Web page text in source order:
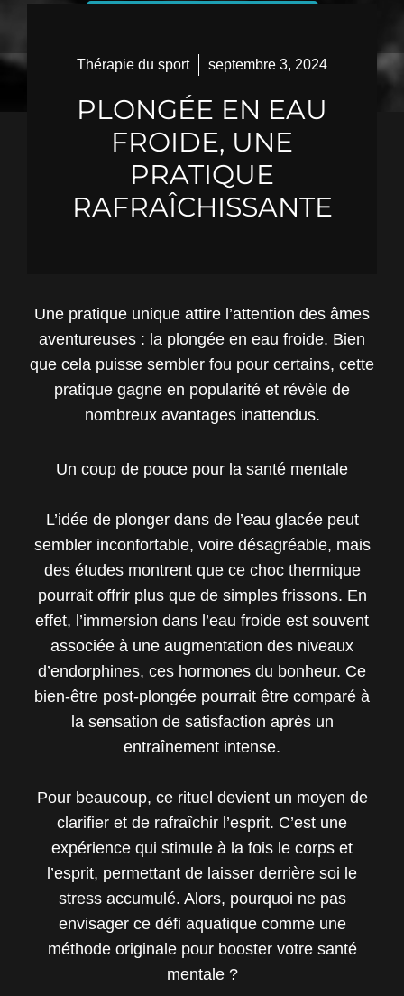
Thérapie du sport septembre 3, 2024
PLONGÉE EN EAU
FROIDE, UNE
PRATIQUE
RAFRAÎCHISSANTE
Une pratique unique attire l’attention des âmes
aventureuses : la plongée en eau froide. Bien
que cela puisse sembler fou pour certains, cette
pratique gagne en popularité et révèle de
nombreux avantages inattendus.
Un coup de pouce pour la santé mentale
L’idée de plonger dans de l’eau glacée peut
sembler inconfortable, voire désagréable, mais
des études montrent que ce choc thermique
pourrait offrir plus que de simples frissons. En
effet, l’immersion dans l’eau froide est souvent
associée à une augmentation des niveaux
d’endorphines, ces hormones du bonheur. Ce
bien-être post-plongée pourrait être comparé à
la sensation de satisfaction après un
entraînement intense.
Pour beaucoup, ce rituel devient un moyen de
clarifier et de rafraîchir l’esprit. C’est une
expérience qui stimule à la fois le corps et
l’esprit, permettant de laisser derrière soi le
stress accumulé. Alors, pourquoi ne pas
envisager ce défi aquatique comme une
méthode originale pour booster votre santé
mentale ?